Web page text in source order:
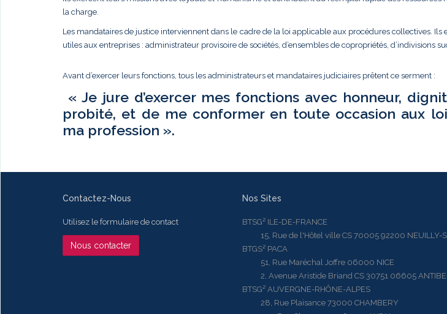
la charge.
Les mandataires de justice interviennent dans le cadre de la loi applicable aux procédures collectives. Ils
utiles aux entreprises : administrateur provisoire de sociétés, d’ensembles de copropriétés, d’indivisions
Avant d’exercer leurs fonctions, tous les administrateurs et mandataires judiciaires prêtent ce serment :
« Je jure d’exercer mes fonctions avec honneur,
probité, et de me conformer en toute occasion aux
ma profession ».
Contactez-Nous
Utilisez le formulaire de contact
Nous contacter
Nos Sites
BTSG² ILE-DE-FRANCE
15, Rue de l'Hôtel ville CS 70005 92200 NEUILLY-
BTGS² PACA
51, Rue Maréchal Joffre 06000 NICE
2, Avenue Aristide Briand CS 30751 06605
BTSG² AUVERGNE-RHÔNE-ALPES
28, Rue Plaisance 73000 CHAMBERY